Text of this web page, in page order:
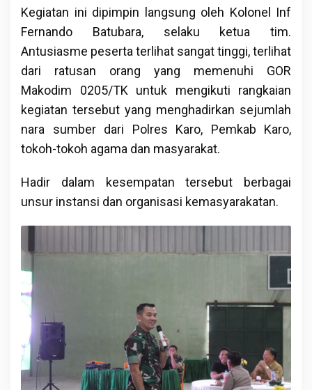
Kegiatan ini dipimpin langsung oleh Kolonel Inf
Fernando Batubara, selaku ketua tim.
Antusiasme peserta terlihat sangat tinggi, terlihat
dari ratusan orang yang memenuhi GOR
Makodim 0205/TK untuk mengikuti rangkaian
kegiatan tersebut yang menghadirkan sejumlah
nara sumber dari Polres Karo, Pemkab Karo,
tokoh-tokoh agama dan masyarakat.
Hadir dalam kesempatan tersebut berbagai
unsur instansi dan organisasi kemasyarakatan.